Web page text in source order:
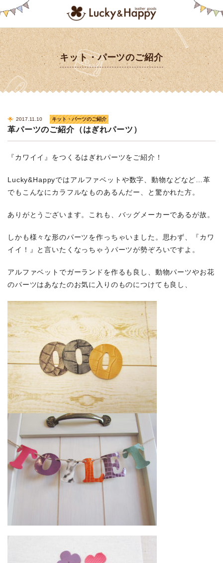
キット・パーツのご紹介
2017.11.10 キット・パーツのご紹介
革パーツのご紹介（はぎれパーツ）
『カワイイ』をつくるはぎれパーツをご紹介！
Lucky&Happyではアルファベットや数字、動物などなど…革
でもこんなにカラフルなものあるんだー、と驚かれた方。
ありがとうございます。これも、バッグメーカーであるが故。
しかも様々な形のパーツを作っちゃいました。思わず、『カワ
イイ！』と言いたくなっちゃうパーツが勢ぞろいですよ。
アルファベットでガーランドを作るも良し、動物パーツやお花
のパーツはあなたのお気に入りのものにつけても良し、